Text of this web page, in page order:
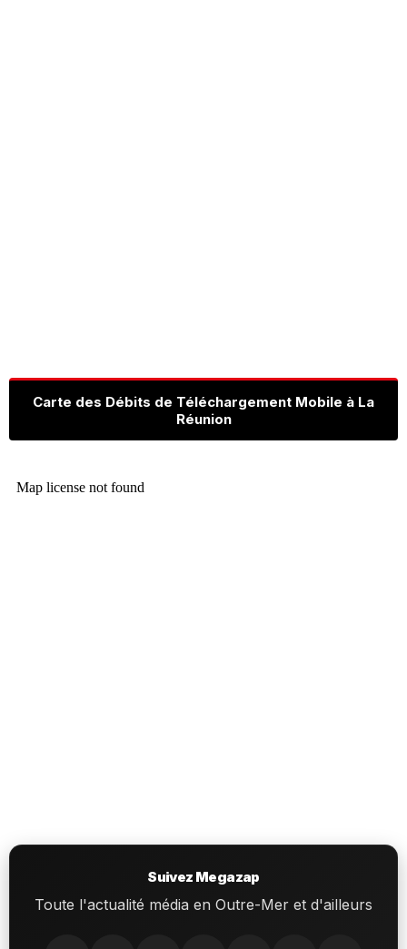
Carte des Débits de Téléchargement Mobile à La
Réunion
Suivez Megazap
Toute l'actualité média en Outre-Mer et d'ailleurs